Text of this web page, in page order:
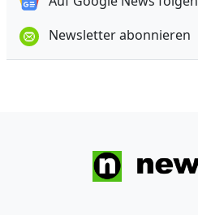
Newsletter abonnieren